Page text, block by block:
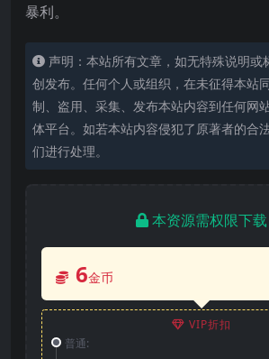
暴利。
声明：本站所有文章，如无特殊说明或
创发布。任何个人或组织，在未征得本站
制、盗用、采集、发布本站内容到任何网
体平台。如若本站内容侵犯了原著者的合
们进行处理。
本资源需权限下载
6金币
VIP折扣
普通: